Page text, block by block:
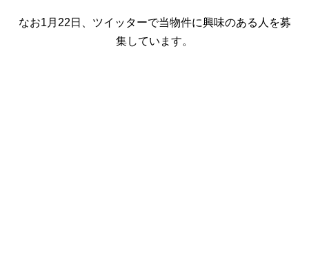
なお1月22日、ツイッターで当物件に興味のある人を募
集しています。